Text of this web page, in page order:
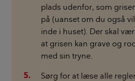
plads udenfor, som
på (uanset om du også
inde i huset). Der skal
at grisen kan grave og
med sin tryne.
Sørg for at læse alle